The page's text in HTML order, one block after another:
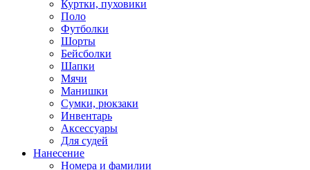
Куртки, пуховики
Поло
Футболки
Шорты
Бейсболки
Шапки
Мячи
Манишки
Сумки, рюкзаки
Инвентарь
Аксессуары
Для судей
Нанесение
Номера и фамилии